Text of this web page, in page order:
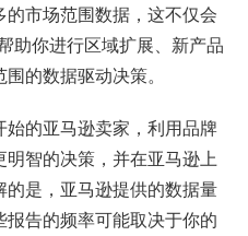
市场范围数据，这不仅会
助你进行区域扩展、新产品
的数据驱动决策。
的亚马逊卖家，利用品牌
智的决策，并在亚马逊上
是，亚马逊提供的数据量
告的频率可能取决于你的